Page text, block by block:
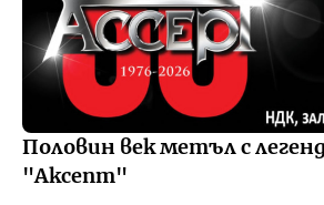
Половин век метъл с
"Аксепт"